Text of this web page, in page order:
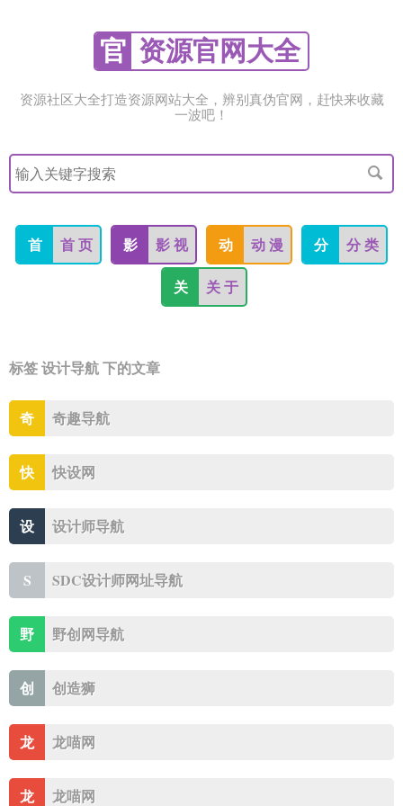
官 资源官网大全
资源社区大全打造资源网站大全，辨别真伪官网，赶快来收藏
一波吧！
搜
索
关
字
首 首 页 影 影 视 动 动 漫 分 分 类
关 关 于
标签 设计导航 下的文章
奇 奇趣导航
快 快设网
设 设计师导航
S SDC设计师网址导航
野 野创网导航
创 创造狮
龙 龙喵网
龙 龙喵网